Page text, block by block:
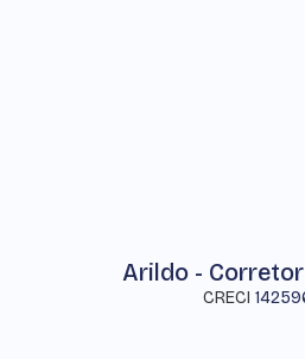
Arildo - Corretor
CRECI